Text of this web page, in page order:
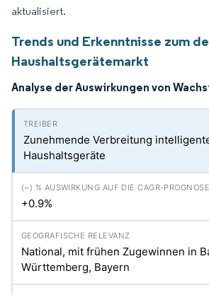
aktualisiert.
Trends und Erkenntnisse zum
Haushaltsgerätemarkt
Analyse der Auswirkungen von
Zunehmende Verbreitung
Haushaltsgeräte
+0.9%
National, mit frühen Zugewinnen in
Württemberg, Bayern